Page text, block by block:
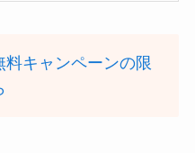
キャンペーンの限